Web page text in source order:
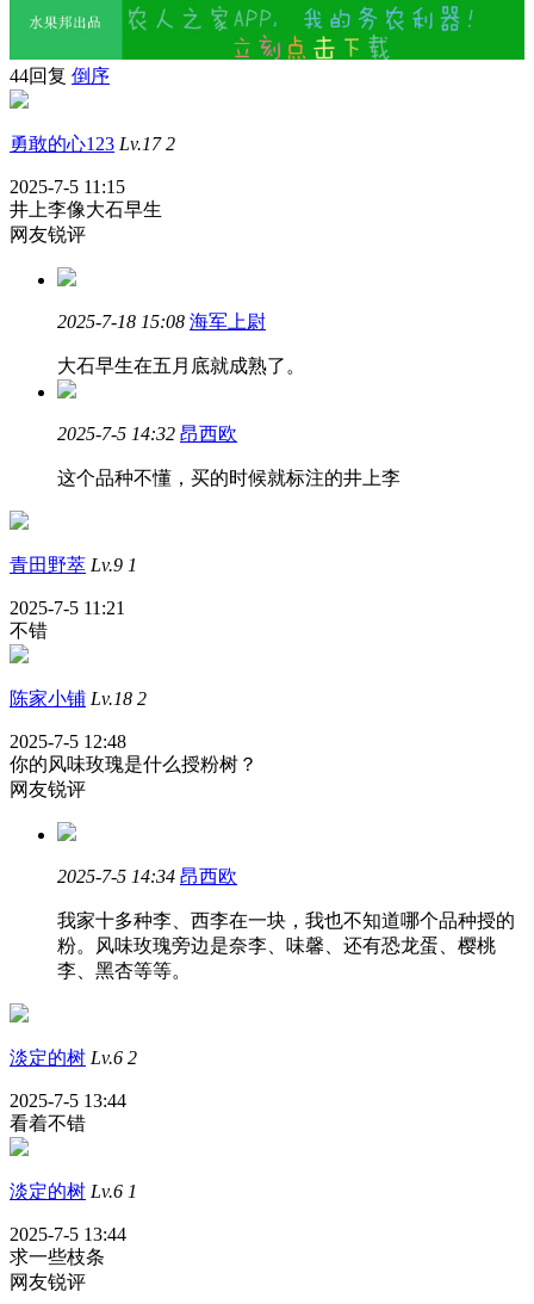
44回复 倒序
勇敢的心123 Lv.17 2
2025-7-5 11:15
井上李像大石早生
网友锐评
2025-7-18 15:08 海军上尉
大石早生在五月底就成熟了。
2025-7-5 14:32 昂西欧
这个品种不懂，买的时候就标注的井上李
青田野萃 Lv.9 1
2025-7-5 11:21
不错
陈家小铺 Lv.18 2
2025-7-5 12:48
你的风味玫瑰是什么授粉树？
网友锐评
2025-7-5 14:34 昂西欧
我家十多种李、西李在一块，我也不知道哪个品种授的
粉。风味玫瑰旁边是奈李、味馨、还有恐龙蛋、樱桃
李、黑杏等等。
淡定的树 Lv.6 2
2025-7-5 13:44
看着不错
淡定的树 Lv.6 1
2025-7-5 13:44
求一些枝条
网友锐评